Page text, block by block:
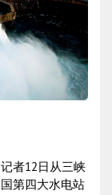
者12日从三峡
第四大水电站